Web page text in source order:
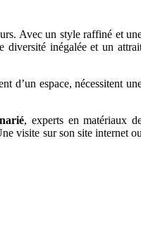
Avec un style raffiné et
diversité inégalée et un
d’un espace, nécessitent
, experts en matériaux
visite sur son site internet ou